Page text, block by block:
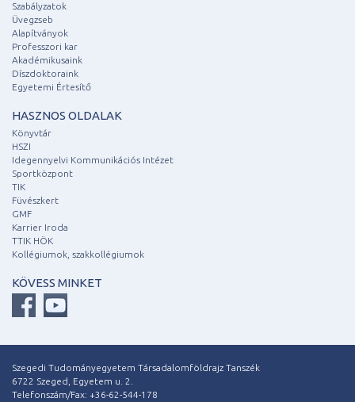
Szabályzatok
Üvegzseb
Alapítványok
Professzori kar
Akadémikusaink
Díszdoktoraink
Egyetemi Értesítő
HASZNOS OLDALAK
Könyvtár
HSZI
Idegennyelvi Kommunikációs Intézet
Sportközpont
TIK
Füvészkert
GMF
Karrier Iroda
TTIK HÖK
Kollégiumok, szakkollégiumok
KÖVESS MINKET
Szegedi Tudományegyetem Társadalomföldrajz Tanszék
6722 Szeged, Egyetem u. 2.
Telefonszám/Fax: +36-62-544-178